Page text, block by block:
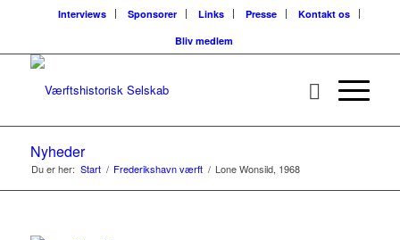
Interviews Sponsorer Links Presse
Kontakt os
Bliv medlem
Nyheder
Du er her: Start / Frederikshavn værft / Lone Wonsild, 1968